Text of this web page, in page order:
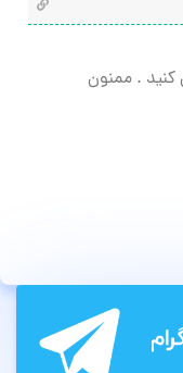
کنید . ممنون